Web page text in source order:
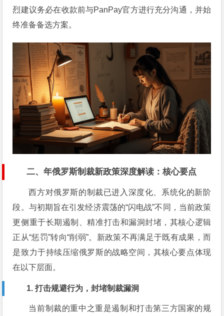
烈建议务必在收款前与PanPay官方进行充分沟通，并始
终准备备选方案。
二、年俄罗斯制裁新政策深度解读：核心要点
西方对俄罗斯的制裁已进入深度化、系统化的新阶
段。与初期旨在引发经济震荡的“闪电战”不同，当前政策
更侧重于长期遏制、精准打击和漏洞封堵，其核心逻辑
正从“惩罚”转向“削弱”。新政策不再满足于既有成果，而
是致力于持续压缩俄罗斯的战略空间，其核心要点体现
在以下层面。
1. 打击规避行为，封堵制裁漏洞
当前制裁的重中之重是遏制和打击第三方国家的规